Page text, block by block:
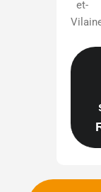
et-